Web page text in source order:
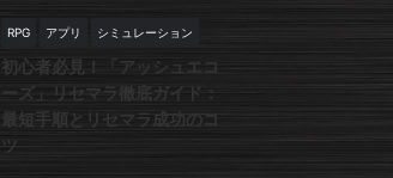
RPG アプリ シミュレーション
初心者必見！「アッシュエコ
ーズ」リセマラ徹底ガイド：
最短手順とリセマラ成功のコ
ツ